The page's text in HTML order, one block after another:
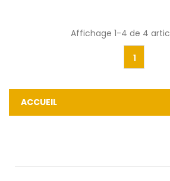
Affichage 1-4 de 4
1
ACCUEIL